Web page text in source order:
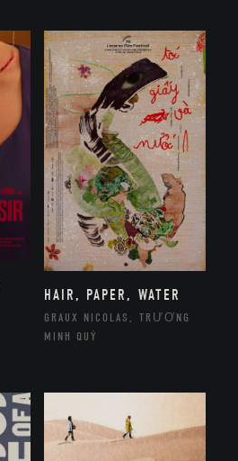
HAIR, PAPER, WATER
GRAUX NICOLAS, TRƯƠNG
MINH QUÝ